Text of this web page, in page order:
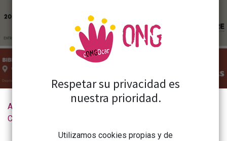
Actualidad de la
CONGDCAR
Proyección documental y diálogo: La Amazonía y laudato sí a los 10 años
Respetar su privacidad es
nuestra prioridad.
Utilizamos cookies propias y de